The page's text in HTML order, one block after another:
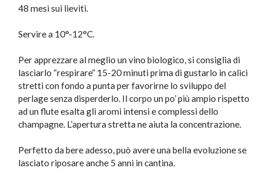
48 mesi sui lieviti.
Servire a 10°-12°C.
Per apprezzare al meglio un vino biologico, si consiglia di
lasciarlo “respirare” 15-20 minuti prima di gustarlo in calici
stretti con fondo a punta per favorirne lo sviluppo del
perlage senza disperderlo. Il corpo un po’ più ampio rispetto
ad un flute esalta gli aromi intensi e complessi dello
champagne. L’apertura stretta ne aiuta la concentrazione.
Perfetto da bere adesso, può avere una bella evoluzione se
lasciato riposare anche 5 anni in cantina.